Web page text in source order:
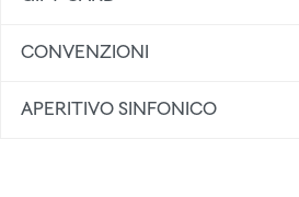
CONVENZIONI
APERITIVO SINFONICO